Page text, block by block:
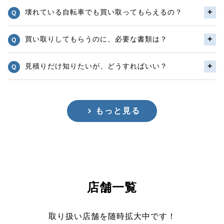
壊れている自転車でも買い取ってもらえるの？
買い取りしてもらうのに、必要な書類は？
見積りだけ知りたいが、どうすればいい？
もっと見る
店舗一覧
取り扱い店舗を随時拡大中です！